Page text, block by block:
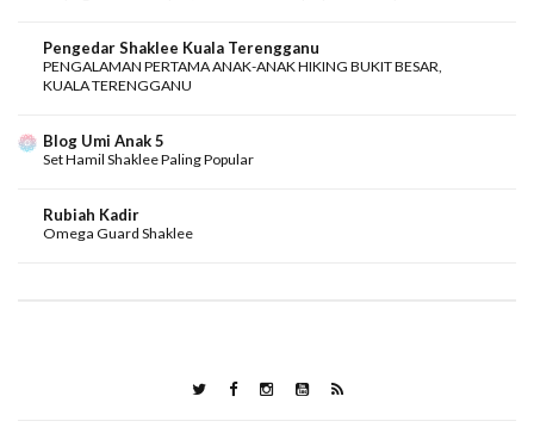
Pengedar Shaklee Kuala Terengganu
PENGALAMAN PERTAMA ANAK-ANAK HIKING BUKIT BESAR,
KUALA TERENGGANU
Blog Umi Anak 5
Set Hamil Shaklee Paling Popular
Rubiah Kadir
Omega Guard Shaklee